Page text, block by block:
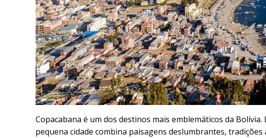
Copacabana é um dos destinos mais emblemáticos da
pequena cidade combina paisagens deslumbrantes,